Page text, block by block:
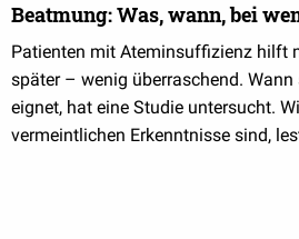
Beatmung: Was, wann, bei
Patienten mit Ateminsuffizienz hilft
später – wenig überraschend.
eignet, hat eine Studie untersucht.
vermeintlichen Erkenntnisse sind,